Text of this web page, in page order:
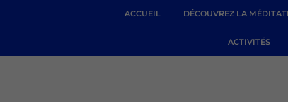
ACCUEIL DÉCOUVREZ LA
ACTIVITÉS